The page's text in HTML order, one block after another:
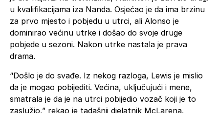
u kvalifikacijama iza Nanda. Osjećao je da ima brzinu
za prvo mjesto i pobjedu u utrci, ali Alonso je
dominirao većinu utrke i došao do svoje druge
pobjede u sezoni. Nakon utrke nastala je prava
drama.
“Došlo je do svađe. Iz nekog razloga, Lewis je mislio
da je mogao pobijediti. Većina, uključujući i mene,
smatrala je da je na utrci pobijedio vozač koji je to
zaslužio,” rekao je tadašnji djelatnik McLarena.